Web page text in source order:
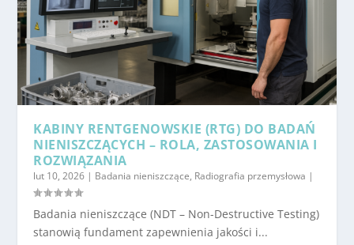
KABINY RENTGENOWSKIE (RTG) DO BADAŃ
NIENISZCZĄCYCH – ROLA, ZASTOSOWANIA I
ROZWIĄZANIA
lut 10, 2026 | Badania nieniszczące, Radiografia przemysłowa |
Badania nieniszczące (NDT – Non-Destructive Testing)
stanowią fundament zapewnienia jakości i...